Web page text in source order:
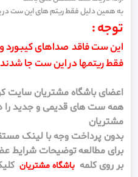
به همین دلیل فقط ریتم های این ست
توجه :
این ست فاقد صداهای کیبورد
فقط ریتمها در این ست جا شدند
اعضای باشگاه مشتریان سایت
همه ست های قدیمی و جدید را
مشتریان
بدون پرداخت وجه با لینک
برای مطالعه توضیحات شرایط
بر روی کلمه باشگاه مشتریان